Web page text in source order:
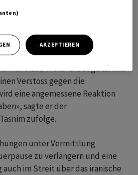
Aussenministeriums, Ismail
für diesen Fall. «Die sogenannte
Verstoss gegen die
eine angemessene Reaktion
sagte er der
zufolge.
unter Vermittlung
zu verlängern und eine
auch im Streit über das iranische
AKZEPTIEREN